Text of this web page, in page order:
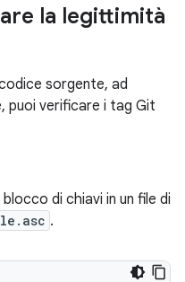
la legittimità
sorgente, ad
puoi verificare i tag Git
di chiavi in un file di
.